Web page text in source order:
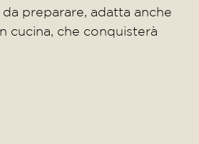
da preparare, adatta anche
cucina, che conquisterà